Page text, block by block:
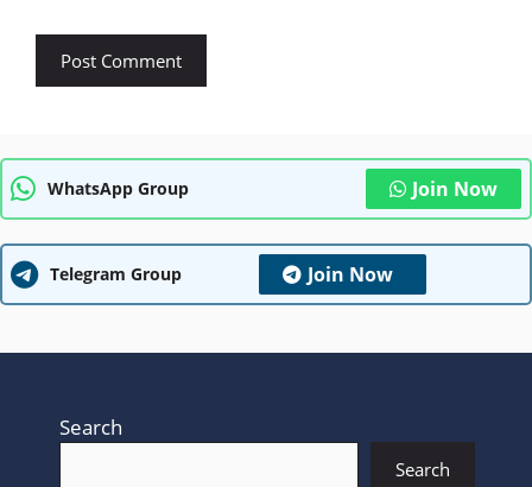
WhatsApp Group Join Now
Telegram Group Join Now
Search
Search